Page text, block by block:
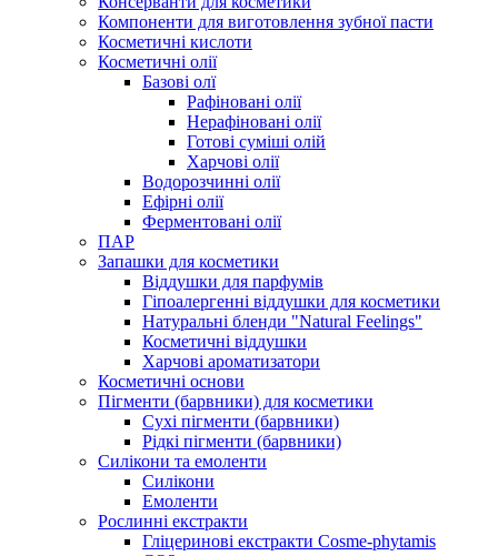
Компоненти для виготовлення зубної пасти
Косметичні кислоти
Косметичні олії
Базові олї
Рафіновані олії
Нерафіновані олії
Готові суміші олій
Харчові олії
Водорозчинні олії
Ефірні олії
Ферментовані олії
ПАР
Запашки для косметики
Віддушки для парфумів
Гіпоалергенні віддушки для косметики
Натуральні бленди "Natural Feelings"
Косметичні віддушки
Харчові ароматизатори
Косметичні основи
Пігменти (барвники) для косметики
Сухі пігменти (барвники)
Рідкі пігменти (барвники)
Силікони та емоленти
Силікони
Емоленти
Рослинні екстракти
Гліцеринові екстракти Cosme-phytamis